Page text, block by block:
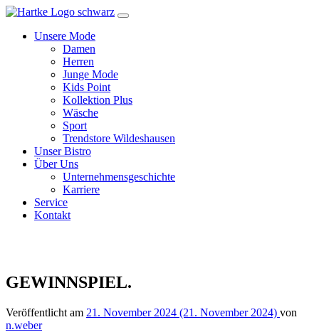
Zum
Unsere Mode
Damen
Herren
Junge Mode
Kids Point
Kollektion Plus
Wäsche
Sport
Trendstore Wildeshausen
Unser Bistro
Über Uns
Unternehmensgeschichte
Karriere
Service
Kontakt
GEWINNSPIEL.
Veröffentlicht am 21. November 2024 (21. November 2024) von
n.weber